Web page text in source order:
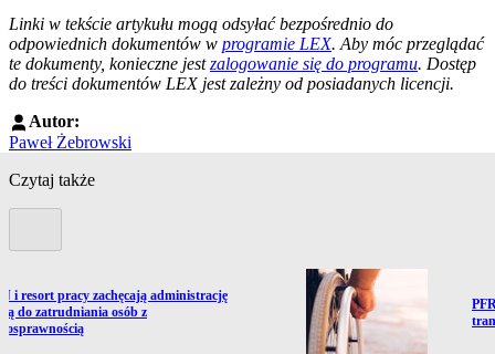
Linki w tekście artykułu mogą odsyłać bezpośrednio do
odpowiednich dokumentów w programie LEX. Aby móc przeglądać
te dokumenty, konieczne jestzalogowanie się do programu. Dostęp
do treści dokumentów LEX jest zależny od posiadanych licencji.
Autor:
Paweł Żebrowski
Czytaj także
do artykułu:
i resort pracy zachęcają administrację
do zatrudniania osób z